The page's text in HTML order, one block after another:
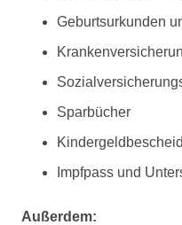
Geburtsurkunden
Sparbücher
Kindergeldbescheid
Impfpass und
Außerdem: